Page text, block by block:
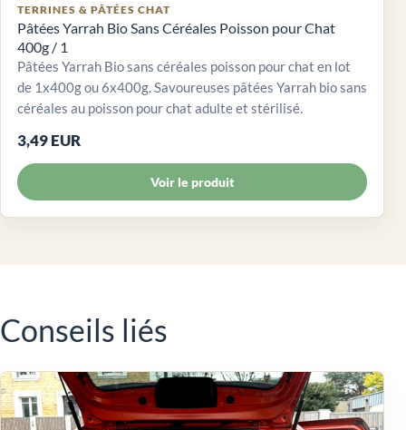
TERRINES & PÂTÉES CHAT
Pâtées Yarrah Bio Sans Céréales Poisson pour Chat
400g / 1
Pâtées Yarrah Bio sans céréales poisson pour chat en lot
de 1x400g ou 6x400g. Savoureuses pâtées Yarrah bio sans
céréales au poisson pour chat adulte et stérilisé.
3,49 EUR
Voir le produit
Conseils liés